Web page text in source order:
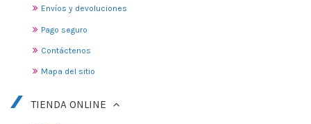
Envíos y devoluciones
Pago seguro
Contáctenos
Mapa del sitio
TIENDA ONLINE